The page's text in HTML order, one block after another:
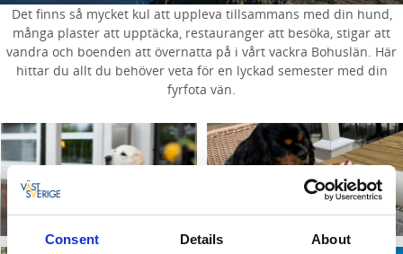
Consent Details About
Det finns så mycket kul att uppleva tillsammans med din hund,
många plaster att upptäcka, restauranger att besöka, stigar att
vandra och boenden att övernatta på i vårt vackra Bohuslän. Här
hittar du allt du behöver veta för en lyckad semester med din
fyrfota vän.
Checka in med
hunden
Hundälskande